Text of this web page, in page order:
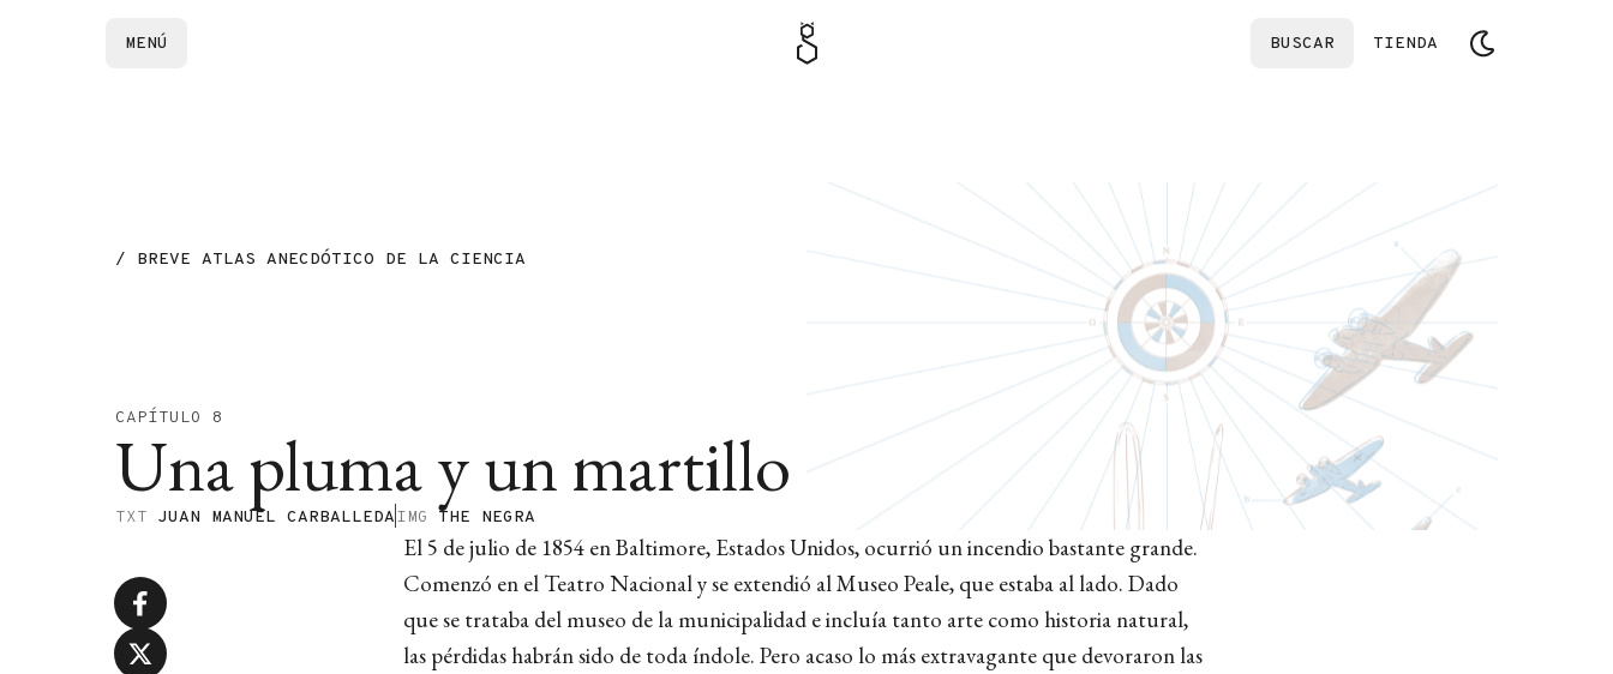
MENÚ BUSCAR TIENDA
/ BREVE ATLAS ANECDÓTICO DE LA CIENCIA
CAPÍTULO 8
Una pluma y un martillo
TXT JUAN MANUEL CARBALLEDAIMG THE NEGRA
El 5 de julio de 1854 en Baltimore, Estados Unidos, ocurrió un incendio bastante grande.
Comenzó en el Teatro Nacional y se extendió al Museo Peale, que estaba al lado. Dado
que se trataba del museo de la municipalidad e incluía tanto arte como historia natural,
las pérdidas habrán sido de toda índole. Pero acaso lo más extravagante que devoraron las